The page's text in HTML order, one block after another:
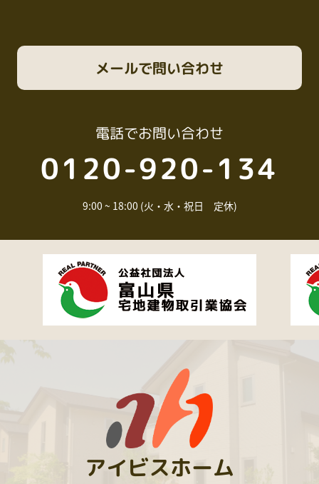
電話でお問い合わせ
0120-920-134
9:00 ~ 18:00 (火・水・祝日 定休)
メールで問い合わせ
アイビスホーム